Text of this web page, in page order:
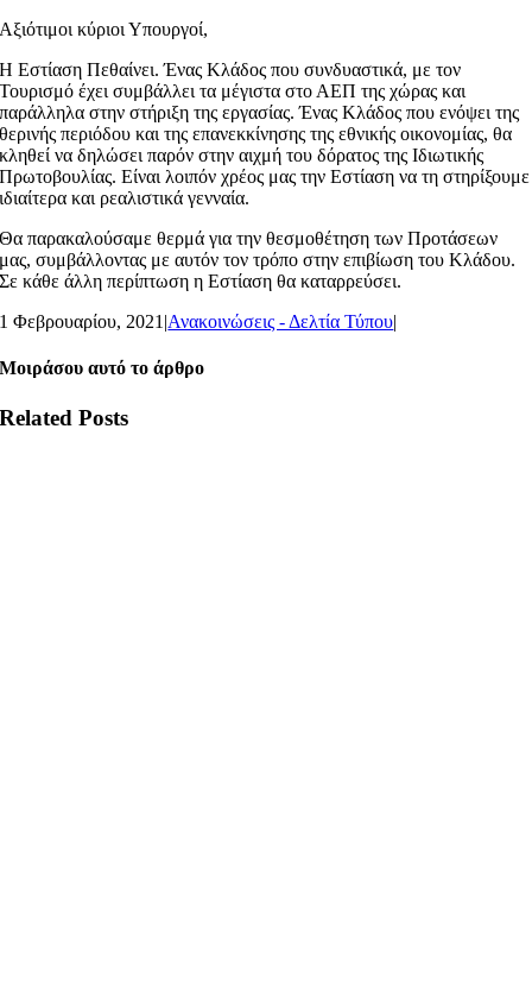
Αξιότιμοι κύριοι Υπουργοί,
Η Εστίαση Πεθαίνει. Ένας Κλάδος που συνδυαστικά, με τον
Τουρισμό έχει συμβάλλει τα μέγιστα στο ΑΕΠ της χώρας και
παράλληλα στην στήριξη της εργασίας. Ένας Κλάδος που ενόψει της
θερινής περιόδου και της επανεκκίνησης της εθνικής οικονομίας, θα
κληθεί να δηλώσει παρόν στην αιχμή του δόρατος της Ιδιωτικής
Πρωτοβουλίας. Είναι λοιπόν χρέος μας την Εστίαση να τη στηρίξουμε
ιδιαίτερα και ρεαλιστικά γενναία.
Θα παρακαλούσαμε θερμά για την θεσμοθέτηση των Προτάσεων
μας, συμβάλλοντας με αυτόν τον τρόπο στην επιβίωση του Κλάδου.
Σε κάθε άλλη περίπτωση η Εστίαση θα καταρρεύσει.
1 Φεβρουαρίου, 2021 |Ανακοινώσεις - Δελτία Τύπου|
Μοιράσου αυτό το άρθρο
Related Posts